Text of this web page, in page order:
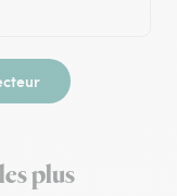
plus